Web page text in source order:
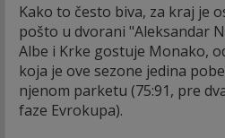
Kako to često biva, za kraj je
pošto u dvorani "Aleksandar
Albe i Krke gostuje Monako,
koja je ove sezone jedina
njenom parketu (75:91, pre
faze Evrokupa).